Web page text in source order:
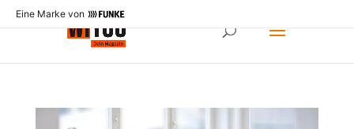
Eine Marke von